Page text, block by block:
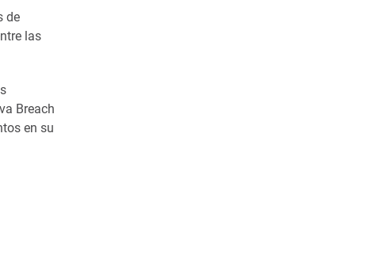
de
las
Breach
en su